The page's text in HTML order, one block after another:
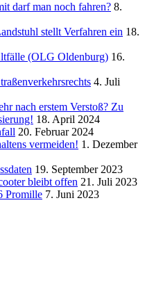
darf man noch fahren? 8.
stellt Verfahren ein 18.
(OLG Oldenburg) 16.
4. Juli
nach erstem Verstoß? Zu
18. April 2024
20. Februar 2024
vermeiden! 1. Dezember
19. September 2023
bleibt offen 21. Juli 2023
Promille 7. Juni 2023